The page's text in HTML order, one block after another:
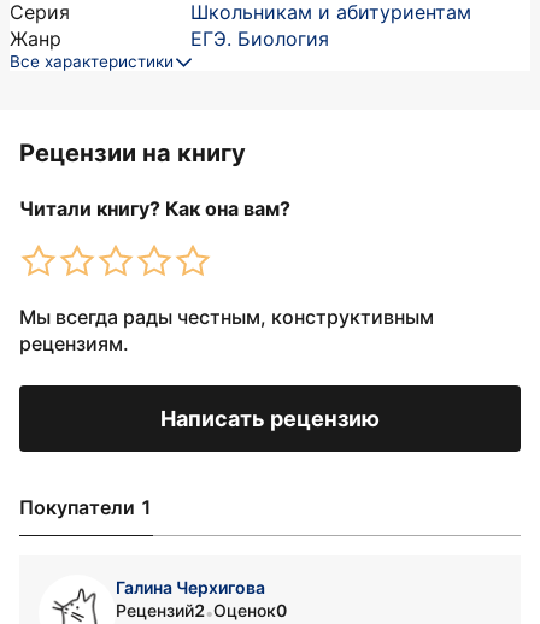
Серия
Школьникам и абитуриентам
Жанр
ЕГЭ. Биология
Все характеристики
Рецензии на книгу
Читали книгу? Как она вам?
Мы всегда рады честным, конструктивным
рецензиям.
Написать рецензию
Покупатели 1
Галина Черхигова
Рецензий2•Оценок0